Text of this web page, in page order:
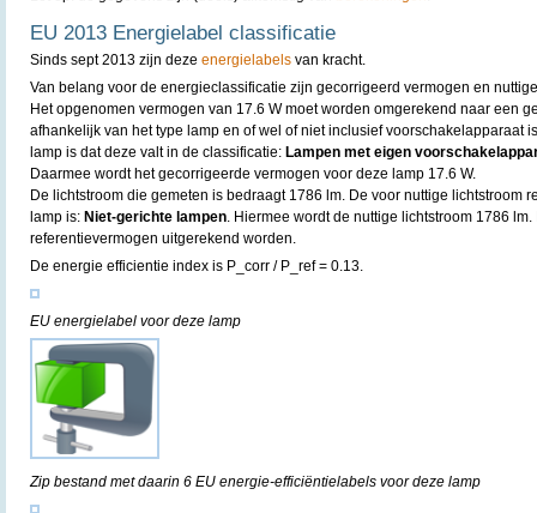
EU 2013 Energielabel classificatie
Sinds sept 2013 zijn deze energielabels van kracht.
Van belang voor de energieclassificatie zijn gecorrigeerd vermogen en
Het opgenomen vermogen van 17.6 W moet worden omgerekend naar een
afhankelijk van het type lamp en of wel of niet inclusief voorschakelapparaat
lamp is dat deze valt in de classificatie: Lampen met eigen
Daarmee wordt het gecorrigeerde vermogen voor deze lamp 17.6 W.
De lichtstroom die gemeten is bedraagt 1786 lm. De voor nuttige lichtstroom
lamp is: Niet-gerichte lampen. Hiermee wordt de nuttige lichtstroom 1786
referentievermogen uitgerekend worden.
De energie efficientie index is P_corr / P_ref = 0.13.
EU energielabel voor deze lamp
Zip bestand met daarin 6 EU energie-efficiëntielabels voor deze lamp